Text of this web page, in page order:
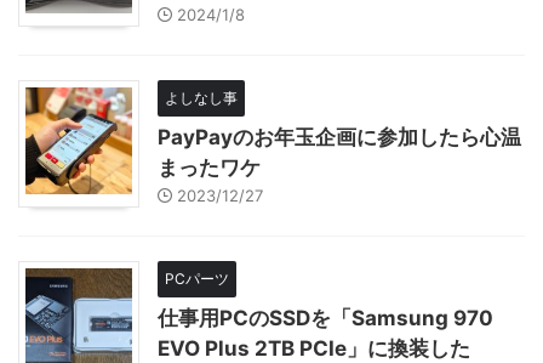
2024/1/8
よしなし事
PayPayのお年玉企画に参加したら心温
まったワケ
2023/12/27
PCパーツ
仕事用PCのSSDを「Samsung 970
EVO Plus 2TB PCIe」に換装した